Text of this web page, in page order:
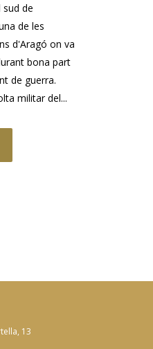
de
de les
d'Aragó on va
bona part
de guerra.
militar del...
13